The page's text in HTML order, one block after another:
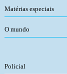
Matérias especiais
O mundo
Policial